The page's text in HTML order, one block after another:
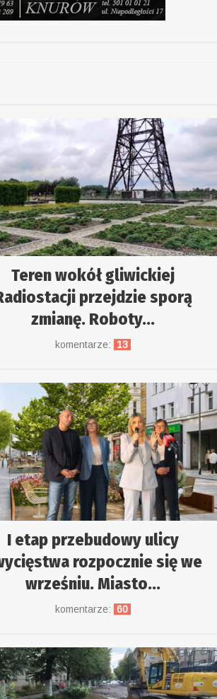
Teren wokół gliwickiej
przejdzie sporą
zmianę. Roboty...
komentarze: 13
I etap przebudowy ulicy
rozpocznie się we
wrześniu. Miasto...
komentarze: 60